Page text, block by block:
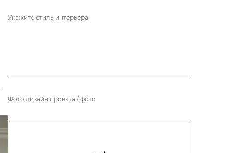
Укажите стиль интерьера
Фото дизайн проекта / фото